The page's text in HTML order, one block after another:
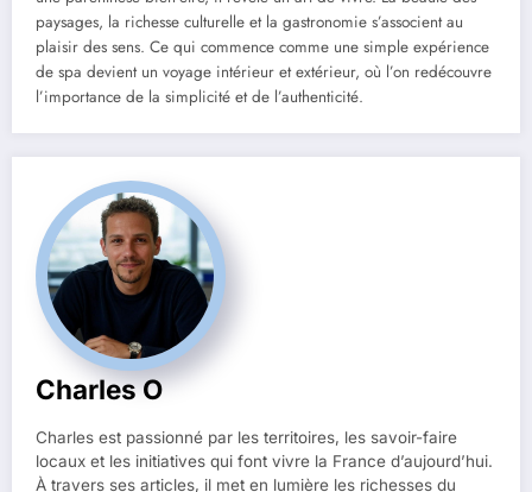
paysages, la richesse culturelle et la gastronomie s’associent au
plaisir des sens. Ce qui commence comme une simple expérience
de spa devient un voyage intérieur et extérieur, où l’on redécouvre
l’importance de la simplicité et de l’authenticité.
Charles O
Charles est passionné par les territoires, les savoir-faire
locaux et les initiatives qui font vivre la France d’aujourd’hui.
À travers ses articles, il met en lumière les richesses du